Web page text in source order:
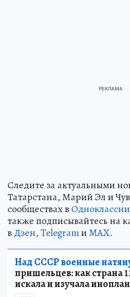
Следите за актуальными
Татарстана, Марий Эл и
сообществах в
также подписывайтесь на
вДзен,TelegramиMAX.
Над СССР военные
пришельцев: как страна
искала и изучала